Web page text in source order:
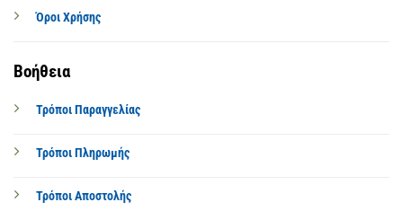
Όροι Χρήσης
Βοήθεια
Τρόποι Παραγγελίας
Τρόποι Πληρωμής
Τρόποι Αποστολής